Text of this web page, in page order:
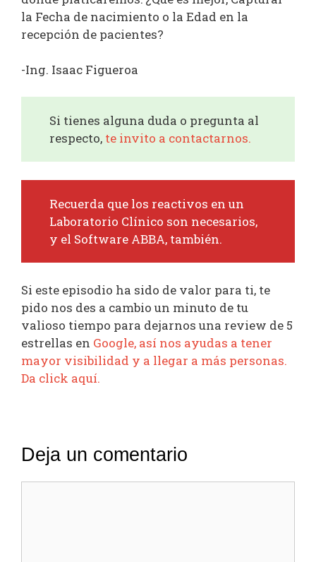
la Fecha de nacimiento o la Edad en la
recepción de pacientes?
-Ing. Isaac Figueroa
Si tienes alguna duda o pregunta al
respecto, te invito a contactarnos.
Recuerda que los reactivos en un
Laboratorio Clínico son necesarios,
y el Software ABBA, también.
Si este episodio ha sido de valor para ti, te
pido nos des a cambio un minuto de tu
valioso tiempo para dejarnos una review de 5
estrellas en Google, así nos ayudas a tener
mayor visibilidad y a llegar a más personas.
Da click aquí.
Deja un comentario